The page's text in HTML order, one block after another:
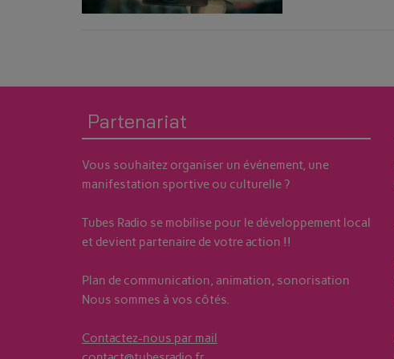
Partenariat
Vous souhaitez organiser un événement, une
manifestation sportive ou culturelle ?
Tubes Radio se mobilise pour le développement local
et devient partenaire de votre action !!
Plan de communication, animation, sonorisation
Nous sommes à vos côtés.
Contactez-nous par mail